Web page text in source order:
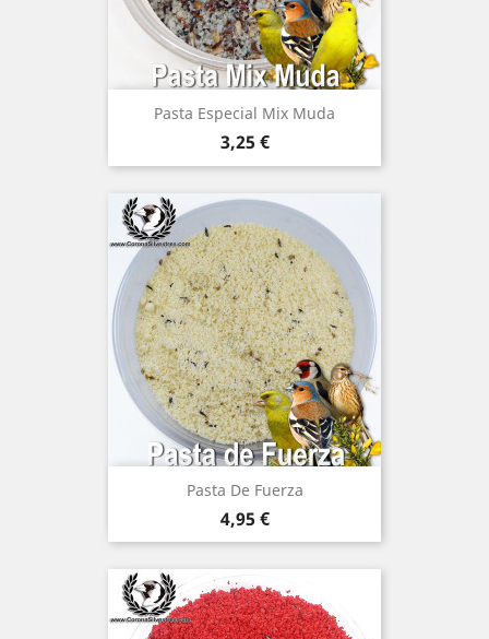
Pasta Especial Mix Muda
Precio
3,25 €
Pasta De Fuerza
Precio
4,95 €